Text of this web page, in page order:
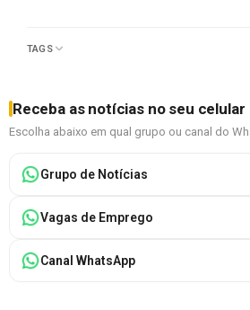
TAGS
Receba as notícias no seu celular
Escolha abaixo em qual grupo ou canal do
Grupo de Notícias
Vagas de Emprego
Canal WhatsApp